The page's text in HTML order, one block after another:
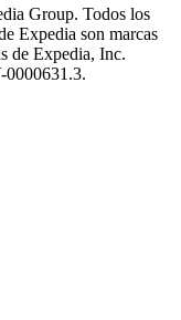
Group. Todos los
Expedia son marcas
de Expedia, Inc.
0000631.3.